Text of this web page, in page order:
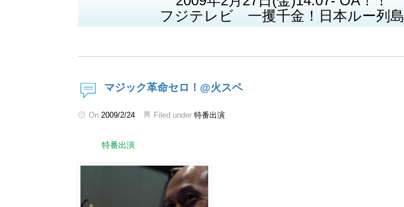
フジテレビ 一攫千金！日本ルー列島
マジック革命セロ！@火スペ
On 2009/2/24 Filed under 特番出演
特番出演